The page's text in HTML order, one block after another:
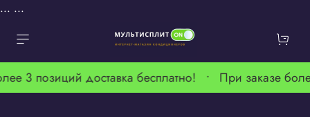
... ...
3 позиций доставка бесплатно! • При заказе